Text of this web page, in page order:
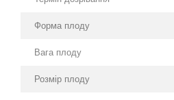
Форма плоду
Вага плоду
Розмір плоду